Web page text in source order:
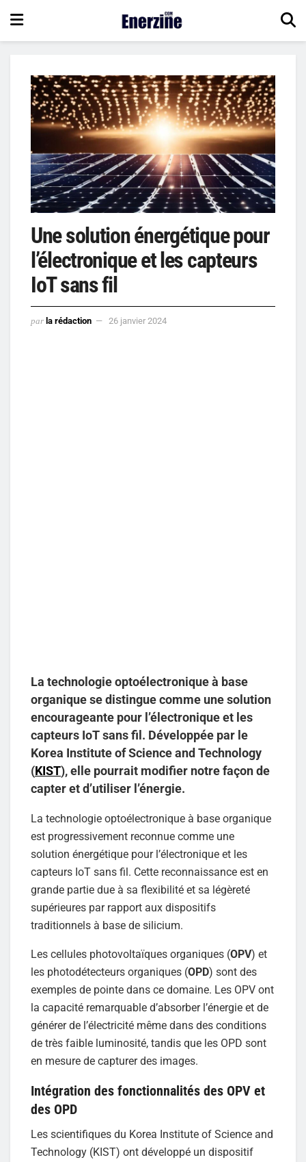
Une solution énergétique pour
l’électronique et les capteurs
IoT sans fil
par la rédaction 26 janvier 2024
La technologie optoélectronique à base
organique se distingue comme une solution
encourageante pour l’électronique et les
capteurs IoT sans fil. Développée par le
Korea Institute of Science and Technology
(KIST), elle pourrait modifier notre façon de
capter et d’utiliser l’énergie.
La technologie optoélectronique à base organique
est progressivement reconnue comme une
solution énergétique pour l’électronique et les
capteurs IoT sans fil. Cette reconnaissance est en
grande partie due à sa flexibilité et sa légèreté
supérieures par rapport aux dispositifs
traditionnels à base de silicium.
Les cellules photovoltaïques organiques (OPV) et
les photodétecteurs organiques (OPD) sont des
exemples de pointe dans ce domaine. Les OPV ont
la capacité remarquable d’absorber l’énergie et de
générer de l’électricité même dans des conditions
de très faible luminosité, tandis que les OPD sont
en mesure de capturer des images.
Intégration des fonctionnalités des OPV et
des OPD
Les scientifiques du Korea Institute of Science and
Technology (KIST) ont développé un dispositif